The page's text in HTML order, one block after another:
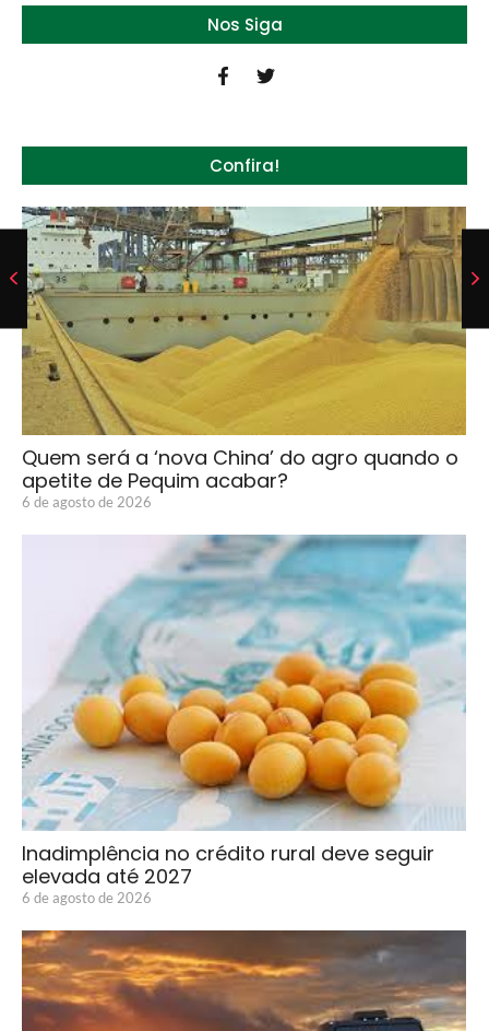
Nos Siga
Confira!
Quem será a ‘nova China’ do agro quando o
apetite de Pequim acabar?
6 de agosto de 2026
Inadimplência no crédito rural deve seguir
elevada até 2027
6 de agosto de 2026